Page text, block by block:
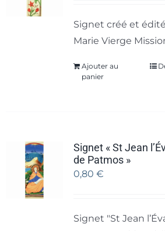
Signet créé et
Marie Vierge
Ajouter au
panier
Signet « St Jean
de Patmos »
0,80 €
Signet "St Jean